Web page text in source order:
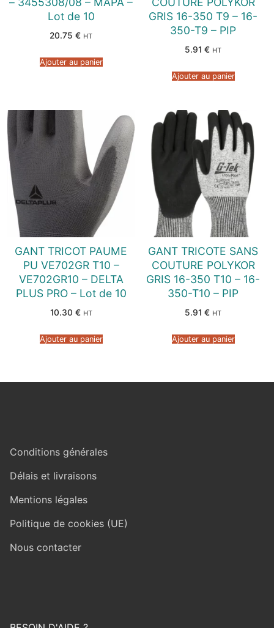
Lot de 10
20.75 € HT
Ajouter au panier
GRIS 16-350 T9 – 16-
350-T9 – PIP
5.91 € HT
Ajouter au panier
GANT TRICOT PAUME
PU VE702GR T10 –
VE702GR10 – DELTA
PLUS PRO – Lot de 10
10.30 € HT
Ajouter au panier
GANT TRICOTE SANS
COUTURE POLYKOR
GRIS 16-350 T10 – 16-
350-T10 – PIP
5.91 € HT
Ajouter au panier
Conditions générales
Délais et livraisons
Mentions légales
Politique de cookies (UE)
Nous contacter